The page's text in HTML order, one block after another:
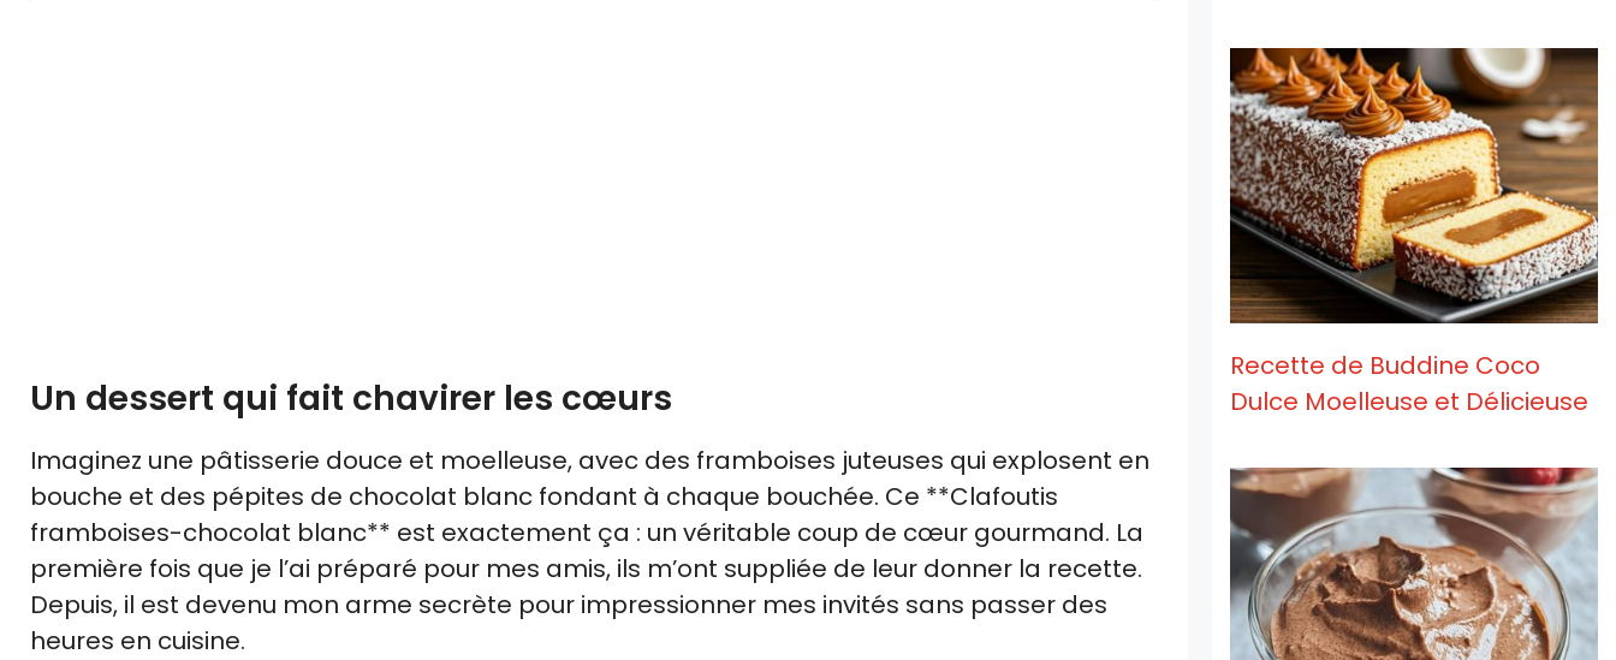
Un dessert qui fait chavirer les cœurs
Imaginez une pâtisserie douce et moelleuse, avec des framboises juteuses qui explosent en
bouche et des pépites de chocolat blanc fondant à chaque bouchée. Ce **Clafoutis
framboises-chocolat blanc** est exactement ça : un véritable coup de cœur gourmand. La
première fois que je l’ai préparé pour mes amis, ils m’ont suppliée de leur donner la recette.
Depuis, il est devenu mon arme secrète pour impressionner mes invités sans passer des
heures en cuisine.
Recette de Buddine Coco
Dulce Moelleuse et Délicieuse